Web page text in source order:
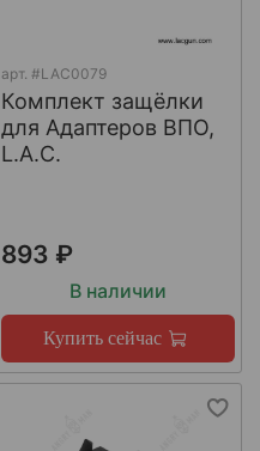
арт. #LAC0079
Комплект защёлки
для Адаптеров ВПО,
L.A.C.
893 ₽
В наличии
Купить сейчас